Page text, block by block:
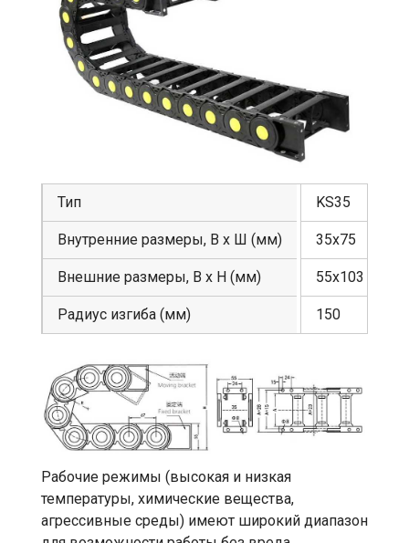
Тип
Внутренние размеры, В х Ш (мм)
Внешние размеры, В х Н (мм)
Радиус изгиба (мм)
KS35
35х75
55х103
150
Рабочие режимы (высокая и низкая
температуры, химические вещества,
агрессивные среды) имеют широкий диапазон